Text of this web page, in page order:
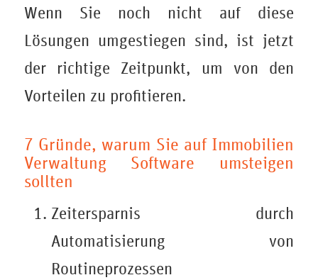
Wenn Sie noch nicht auf diese
Lösungen umgestiegen sind, ist jetzt
der richtige Zeitpunkt, um von den
Vorteilen zu profitieren.
7 Gründe, warum Sie auf Immobilien
Verwaltung Software umsteigen
sollten
Zeitersparnis durch
Automatisierung von
Routineprozessen